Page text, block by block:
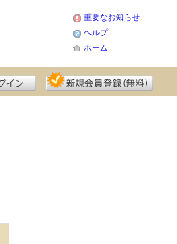
重要なお知らせ
ヘルプ
ホーム